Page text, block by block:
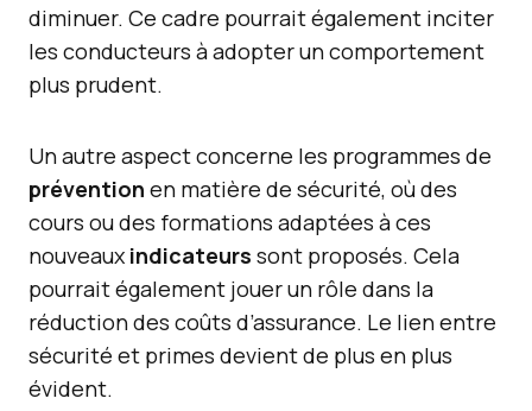
diminuer. Ce cadre pourrait également inciter
les conducteurs à adopter un comportement
plus prudent.
Un autre aspect concerne les programmes de
prévention en matière de sécurité, où des
cours ou des formations adaptées à ces
nouveaux indicateurs sont proposés. Cela
pourrait également jouer un rôle dans la
réduction des coûts d’assurance. Le lien entre
sécurité et primes devient de plus en plus
évident.